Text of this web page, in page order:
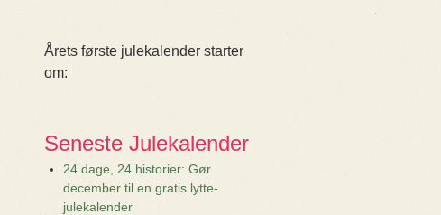
Årets første julekalender starter
om:
Seneste Julekalender
24 dage, 24 historier: Gør
december til en gratis lytte-
julekalender